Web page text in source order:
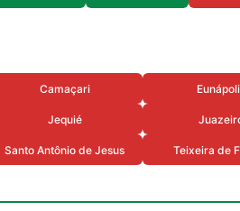
Camaçari
Jequié
Santo Antônio de Jesus Teixeira de